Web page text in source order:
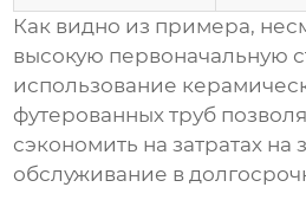
Как видно из примера,
высокую первоначальную
использование
футерованных труб
сэкономить на затратах на
обслуживание в